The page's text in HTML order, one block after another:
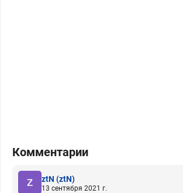
Комментарии
ztN (ztN)
13 сентября 2021 г.